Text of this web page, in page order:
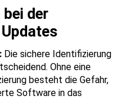
der
Die sichere Identifizierung
Ohne eine
besteht die Gefahr,
Software in das